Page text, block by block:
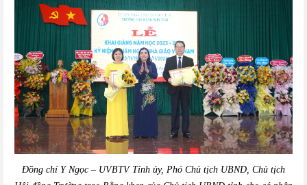
Đồng chí Y Ngọc – UVBTV Tỉnh ủy, Phó Chủ tịch UBND, Chủ tịch